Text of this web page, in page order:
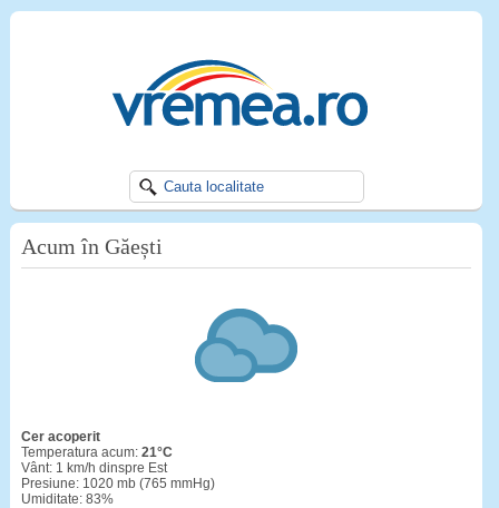
Acum în Găești
cer acoperit
Temperatura acum: 21°C
Vânt: 1 km/h dinspre Est
Presiune: 1020 mb (765 mmHg)
Umiditate: 83%